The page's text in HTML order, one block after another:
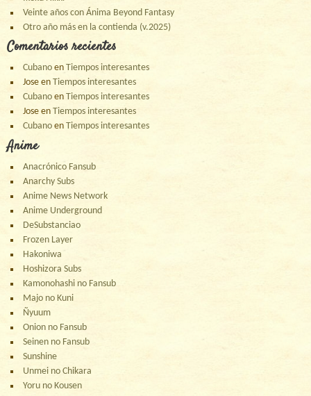
Veinte años con Ánima Beyond Fantasy
Otro año más en la contienda (v.2025)
Comentarios recientes
Cubano enTiempos interesantes
Jose enTiempos interesantes
Cubano enTiempos interesantes
Jose enTiempos interesantes
Cubano enTiempos interesantes
Anime
Anacrónico Fansub
Anarchy Subs
Anime News Network
Anime Underground
DeSubstanciao
Frozen Layer
Hakoniwa
Hoshizora Subs
Kamonohashi no Fansub
Majo no Kuni
Ñyuum
Onion no Fansub
Seinen no Fansub
Sunshine
Unmei no Chikara
Yoru no Kousen